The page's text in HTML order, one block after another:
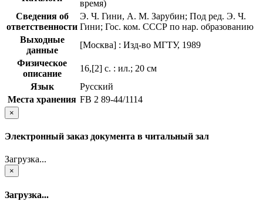
время)
Сведения об
ответственности
Э. Ч. Гини, А. М. Зарубин; Под ред. Э. Ч.
Гини; Гос. ком. СССР по нар. образованию
Выходные
данные
[Москва] : Изд-во МГТУ, 1989
Физическое
описание
16,[2] с. : ил.; 20 см
Язык
Русский
Места хранения FB 2 89-44/1114
×
Электронный заказ документа в читальный зал
Загрузка...
×
Загрузка...